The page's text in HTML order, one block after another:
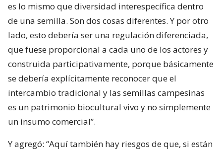
es lo mismo que diversidad interespecífica dentro
de una semilla. Son dos cosas diferentes. Y por otro
lado, esto debería ser una regulación diferenciada,
que fuese proporcional a cada uno de los actores y
construida participativamente, porque básicamente
se debería explícitamente reconocer que el
intercambio tradicional y las semillas campesinas
es un patrimonio biocultural vivo y no simplemente
un insumo comercial”.
Y agregó: “Aquí también hay riesgos de que, si están